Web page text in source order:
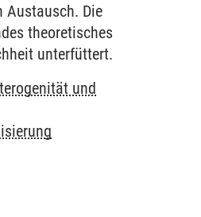
Austausch. Die
theoretisches
unterfüttert.
und